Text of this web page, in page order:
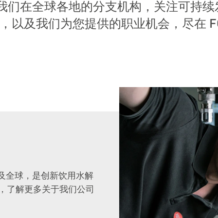
们在全球各地的分支机构，关注可持
以及我们为您提供的职业机会，尽在
全球，是创新饮用水解
了解更多关于我们公司